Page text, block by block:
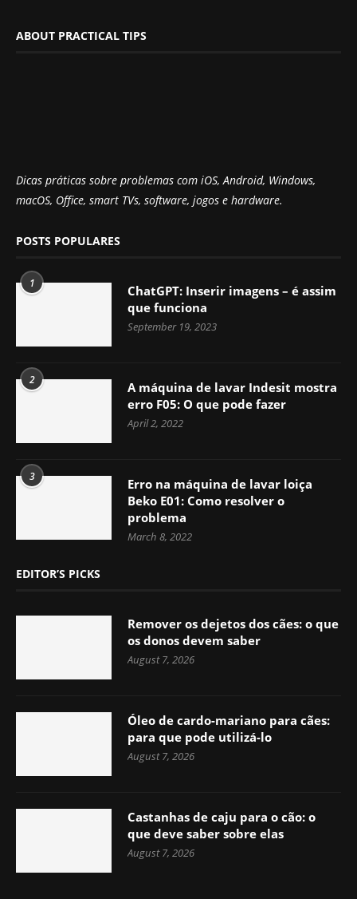
ABOUT PRACTICAL TIPS
Dicas práticas sobre problemas com iOS, Android, Windows,
macOS, Office, smart TVs, software, jogos e hardware.
POSTS POPULARES
1
ChatGPT: Inserir imagens – é assim
que funciona
September 19, 2023
2
A máquina de lavar Indesit mostra
erro F05: O que pode fazer
April 2, 2022
3
Erro na máquina de lavar loiça
Beko E01: Como resolver o
problema
March 8, 2022
EDITOR’S PICKS
Remover os dejetos dos cães: o que
os donos devem saber
August 7, 2026
Óleo de cardo-mariano para cães:
para que pode utilizá-lo
August 7, 2026
Castanhas de caju para o cão: o
que deve saber sobre elas
August 7, 2026